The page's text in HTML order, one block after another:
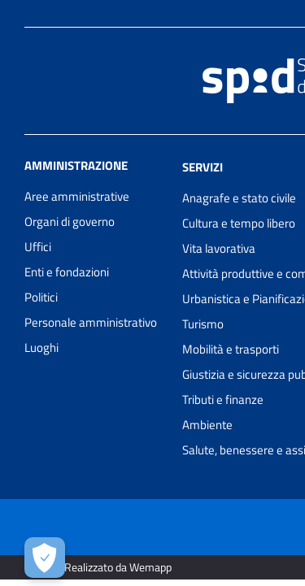
AMMINISTRAZIONE
Aree amministrative
Organi di governo
Uffici
Enti e fondazioni
Politici
Personale amministrativo
Luoghi
SERVIZI
Anagrafe e stato civile
Cultura e tempo libero
Vita lavorativa
Attività produttive e
Urbanistica e
Turismo
Mobilità e trasporti
Giustizia e sicurezza
Tributi e finanze
Ambiente
Salute, benessere e
2026 | Realizzato da Wemapp